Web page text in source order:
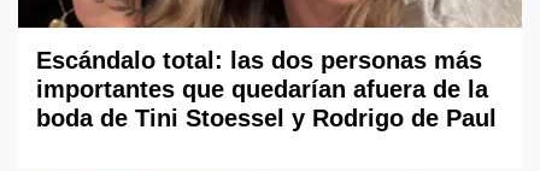
Escándalo total: las dos personas más
importantes que quedarían afuera de la
boda de Tini Stoessel y Rodrigo de Paul